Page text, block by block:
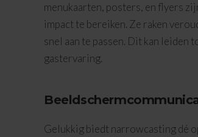
menukaarten, posters, en flyers
impact te bereiken. Ze raken
snel aan te passen. Dit kan leiden
gastervaring.
Gelukkig biedt narrowcasting dé